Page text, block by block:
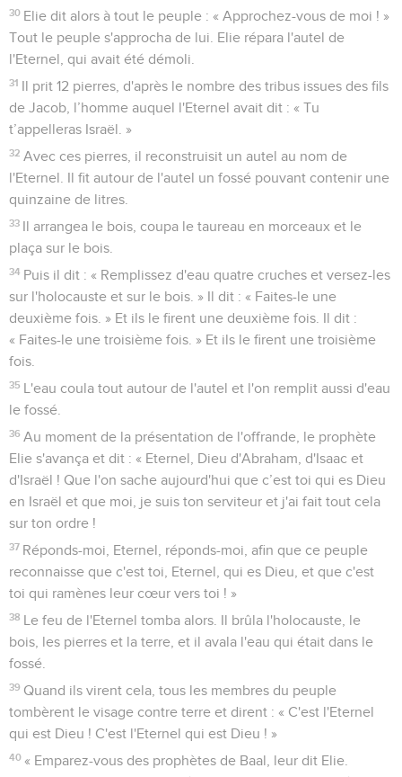
30 Elie dit alors à tout le peuple : « Approchez-vous de moi ! »
Tout le peuple s'approcha de lui. Elie répara l'autel de
l'Eternel, qui avait été démoli.
31 Il prit 12 pierres, d'après le nombre des tribus issues des fils
de Jacob, l’homme auquel l'Eternel avait dit : « Tu
t’appelleras Israël. »
32 Avec ces pierres, il reconstruisit un autel au nom de
l'Eternel. Il fit autour de l'autel un fossé pouvant contenir une
quinzaine de litres.
33 Il arrangea le bois, coupa le taureau en morceaux et le
plaça sur le bois.
34 Puis il dit : « Remplissez d'eau quatre cruches et versez-les
sur l'holocauste et sur le bois. » Il dit : « Faites-le une
deuxième fois. » Et ils le firent une deuxième fois. Il dit :
« Faites-le une troisième fois. » Et ils le firent une troisième
fois.
35 L'eau coula tout autour de l'autel et l'on remplit aussi d'eau
le fossé.
36 Au moment de la présentation de l'offrande, le prophète
Elie s'avança et dit : « Eternel, Dieu d'Abraham, d'Isaac et
d'Israël ! Que l'on sache aujourd'hui que c’est toi qui es Dieu
en Israël et que moi, je suis ton serviteur et j'ai fait tout cela
sur ton ordre !
37 Réponds-moi, Eternel, réponds-moi, afin que ce peuple
reconnaisse que c'est toi, Eternel, qui es Dieu, et que c'est
toi qui ramènes leur cœur vers toi ! »
38 Le feu de l'Eternel tomba alors. Il brûla l'holocauste, le
bois, les pierres et la terre, et il avala l'eau qui était dans le
fossé.
39 Quand ils virent cela, tous les membres du peuple
tombèrent le visage contre terre et dirent : « C'est l'Eternel
qui est Dieu ! C'est l'Eternel qui est Dieu ! »
40 « Emparez-vous des prophètes de Baal, leur dit Elie.